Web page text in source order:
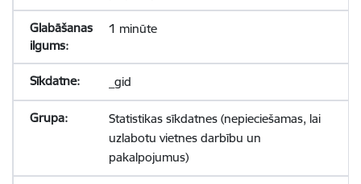
1 minūte
_gid
Statistikas sīkdatnes (nepieciešamas, lai
uzlabotu vietnes darbību un
pakalpojumus)